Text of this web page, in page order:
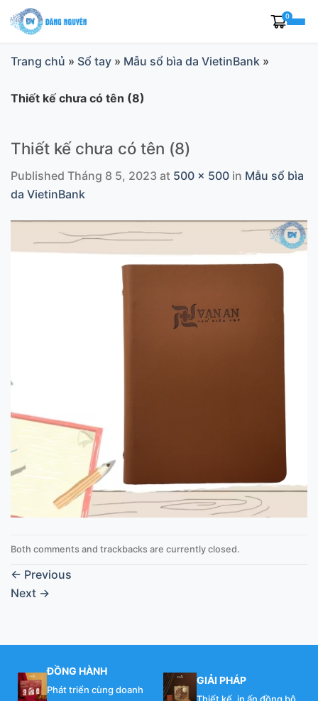
Skip
to
0
Trang chủ » Sổ tay » Mẫu sổ bìa da VietinBank »
Thiết kế chưa có tên (8)
Thiết kế chưa có tên (8)
Published Tháng 8 5, 2023 at 500 × 500 in Mẫu sổ bìa
da VietinBank
Both comments and trackbacks are currently closed.
← Previous
Next →
ĐỒNG HÀNH
Phát triển cùng doanh
GIẢI PHÁP